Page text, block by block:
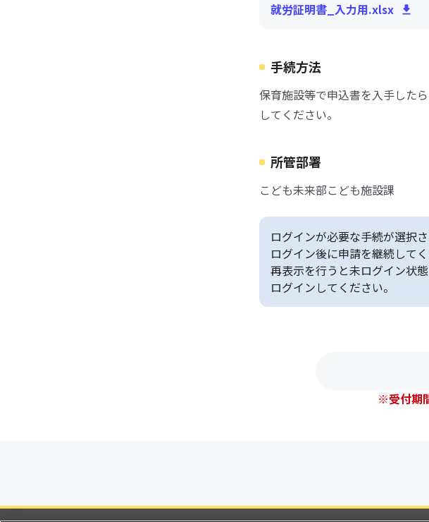
就労証明書_入力用.xlsx
手続方法
保育施設等で申込書を入手した
してください。
所管部署
こども未来部こども施設課
ログインが必要な手続が選択
ログイン後に申請を継続して
再表示を行うと未ログイン状
ログインしてください。
※受付期